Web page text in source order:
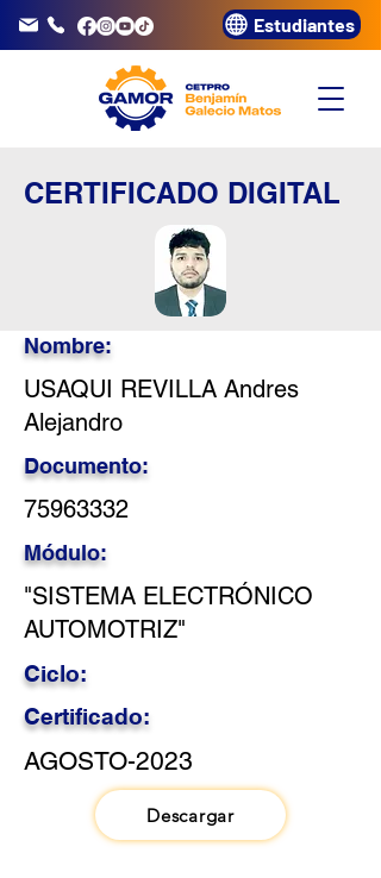
3320072 Estudiantes
CERTIFICADO DIGITAL
Nombre:
USAQUI REVILLA Andres
Alejandro
Documento:
75963332
Módulo:
"SISTEMA ELECTRÓNICO
AUTOMOTRIZ"
Ciclo:
Certificado:
AGOSTO-2023
Descargar